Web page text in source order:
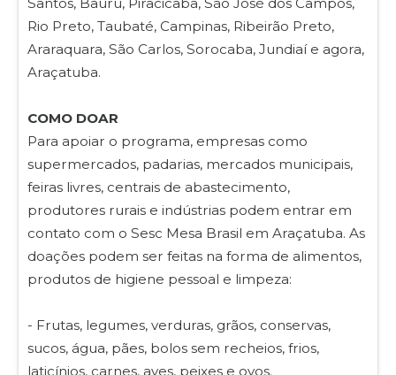
Rio Preto, Taubaté, Campinas, Ribeirão Preto,
Araraquara, São Carlos, Sorocaba, Jundiaí e agora,
Araçatuba.
COMO DOAR
Para apoiar o programa, empresas como
supermercados, padarias, mercados municipais,
feiras livres, centrais de abastecimento,
produtores rurais e indústrias podem entrar em
contato com o Sesc Mesa Brasil em Araçatuba. As
doações podem ser feitas na forma de alimentos,
produtos de higiene pessoal e limpeza:
- Frutas, legumes, verduras, grãos, conservas,
sucos, água, pães, bolos sem recheios, frios,
laticínios, carnes, aves, peixes e ovos.